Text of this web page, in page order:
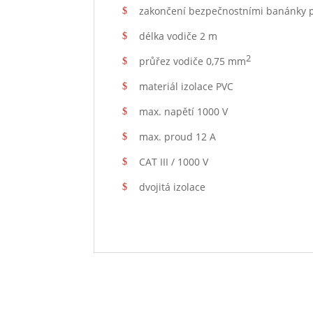
zakončení bezpečnostními banánky
délka vodiče 2 m
průřez vodiče 0,75 mm2
materiál izolace PVC
max. napětí 1000 V
max. proud 12 A
CAT III / 1000 V
dvojitá izolace